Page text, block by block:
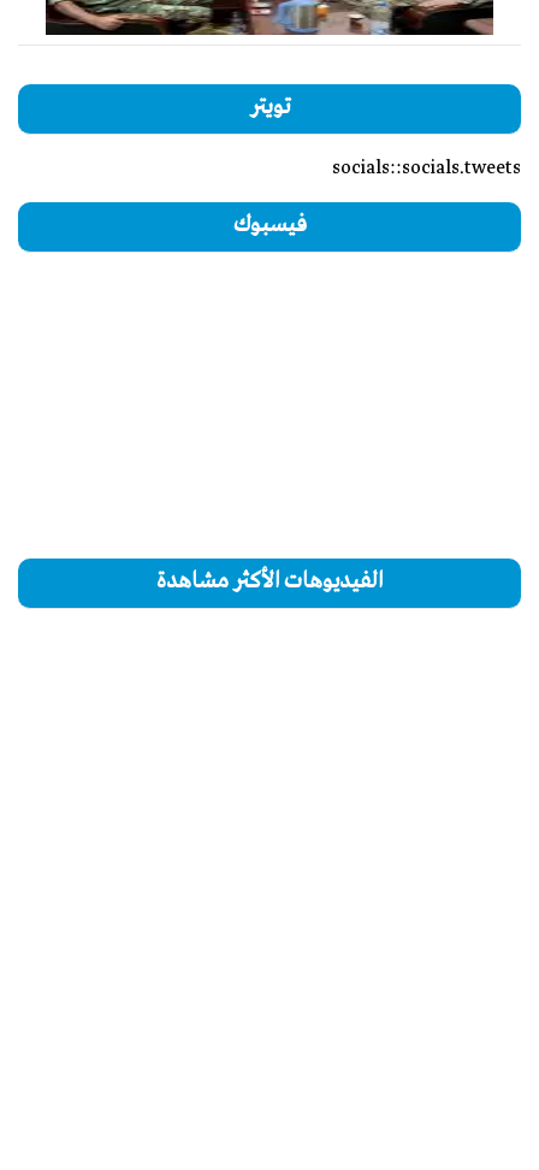
تويتر
socials::socials.tweets
فيسبوك
الفيديوهات الأكثر مشاهدة